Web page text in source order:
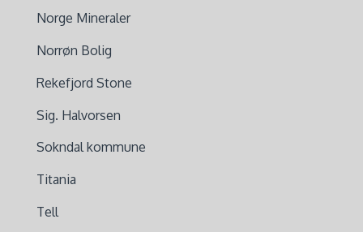
Norge Mineraler
Norrøn Bolig
Rekefjord Stone
Sig. Halvorsen
Sokndal kommune
Titania
Tell